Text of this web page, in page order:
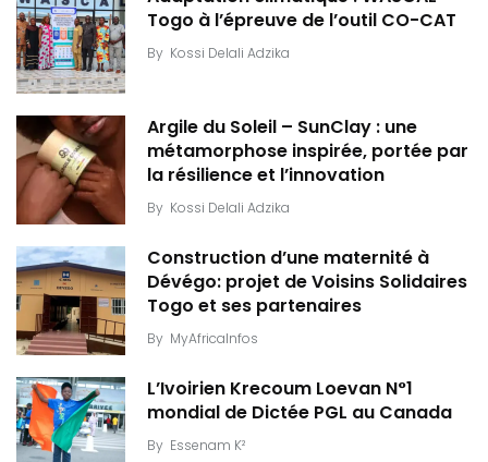
Togo à l’épreuve de l’outil CO-CAT
By Kossi Delali Adzika
Argile du Soleil – SunClay : une
métamorphose inspirée, portée par
la résilience et l’innovation
By Kossi Delali Adzika
Construction d’une maternité à
Dévégo: projet de Voisins Solidaires
Togo et ses partenaires
By MyAfricaInfos
L’Ivoirien Krecoum Loevan N°1
mondial de Dictée PGL au Canada
By Essenam K²